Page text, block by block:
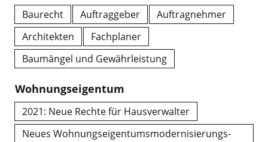
Baurecht Auftraggeber
Auftragnehmer
Architekten
Fachplaner
Baumängel und Gewährleistung
Wohnungseigentum
2021: Neue Rechte für Hausverwalter
Neues Wohnungs­eigentums­modernisierungs­